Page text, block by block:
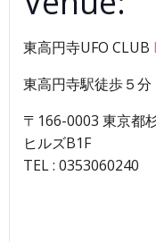
東高円寺UFO CLUB
東高円寺駅徒歩５分
〒166-0003 東京都
ヒルズB1F
TEL : 0353060240